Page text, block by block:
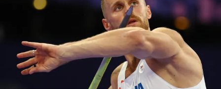
Americký fotbal
Baseball a softbal
NEPŘEHLÉDNĚTE
Soutěže